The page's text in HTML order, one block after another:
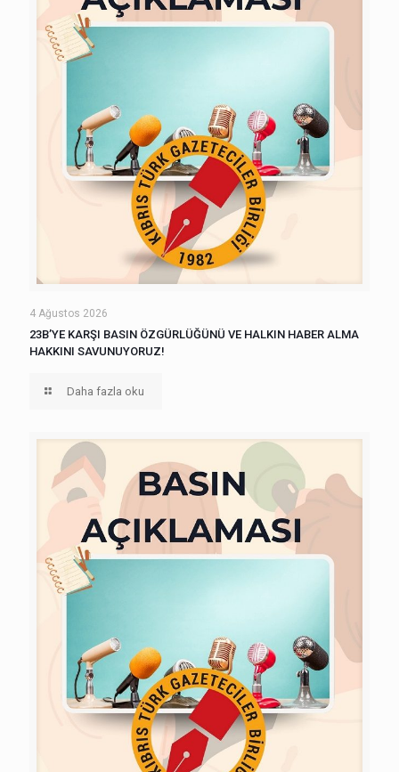
4 Ağustos 2026
23B’YE KARŞI BASIN ÖZGÜRLÜĞÜNÜ VE HALKIN HABER ALMA
HAKKINI SAVUNUYORUZ!
Daha fazla oku